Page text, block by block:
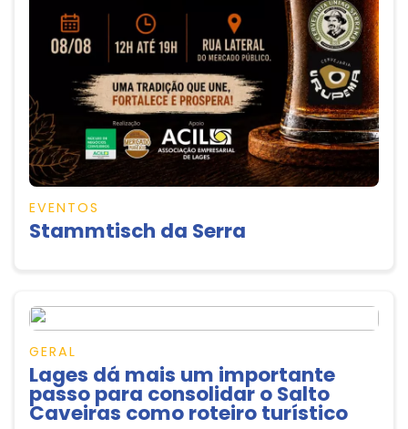
EVENTOS
Stammtisch da Serra
GERAL
Lages dá mais um importante
passo para consolidar o Salto
Caveiras como roteiro turístico